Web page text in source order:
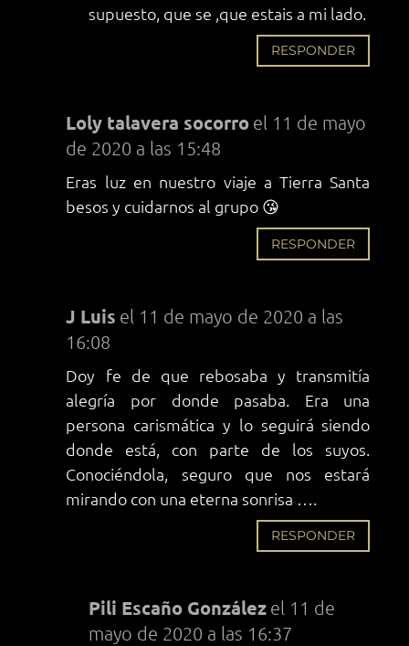
supuesto, que se ,que estais a mi lado.
RESPONDER
Loly talavera socorro el 11 de mayo
de 2020 a las 15:48
Eras luz en nuestro viaje a Tierra Santa
besos y cuidarnos al grupo 😘
RESPONDER
J Luis el 11 de mayo de 2020 a las
16:08
Doy fe de que rebosaba y transmitía
alegría por donde pasaba. Era una
persona carismática y lo seguirá siendo
donde está, con parte de los suyos.
Conociéndola, seguro que nos estará
mirando con una eterna sonrisa ….
RESPONDER
Pili Escaño González el 11 de
mayo de 2020 a las 16:37